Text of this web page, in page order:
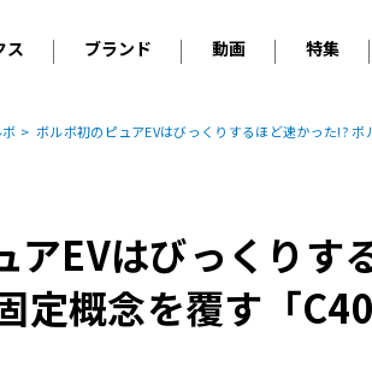
ス ブランド
輸入車 アウディ
プジョー
ル
アルファ・ロメオ
ランボルギーニ
マ
動画
オリジナル動画
特集
2026 サ
ホイー
タイヤ特
ボルボ初のピュアEVはびっくりするほど速かった!?
アEVはびっくりす
定概念を覆す「C40